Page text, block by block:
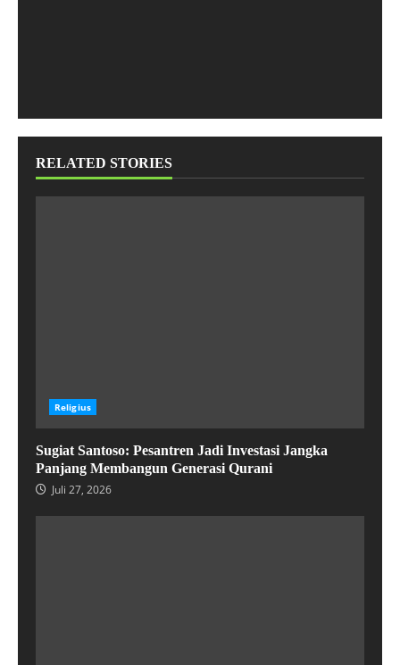
RELATED STORIES
Religius
Sugiat Santoso: Pesantren Jadi Investasi Jangka
Panjang Membangun Generasi Qurani
Juli 27, 2026